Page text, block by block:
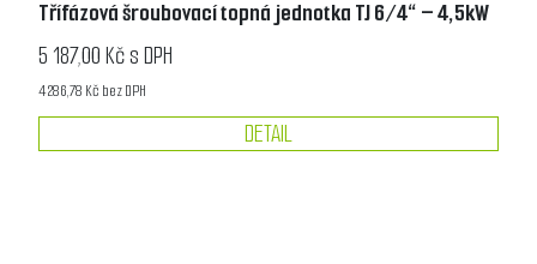
Třífázová šroubovací topná jednotka TJ 6/4“ – 4,5kW
5 187,00 Kč s DPH
4 286,78 Kč bez DPH
DETAIL